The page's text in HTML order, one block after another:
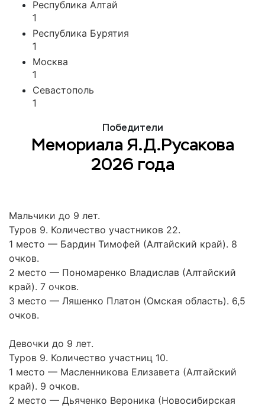
Республика Алтай
1
Республика Бурятия
1
Москва
1
Севастополь
1
Победители
Мемориала Я.Д.Русакова
2026 года
Мальчики до 9 лет.
Туров 9. Количество участников 22.
1 место — Бардин Тимофей (Алтайский край). 8
очков.
2 место — Пономаренко Владислав (Алтайский
край). 7 очков.
3 место — Ляшенко Платон (Омская область). 6,5
очков.
Девочки до 9 лет.
Туров 9. Количество участниц 10.
1 место — Масленникова Елизавета (Алтайский
край). 9 очков.
2 место — Дьяченко Вероника (Новосибирская